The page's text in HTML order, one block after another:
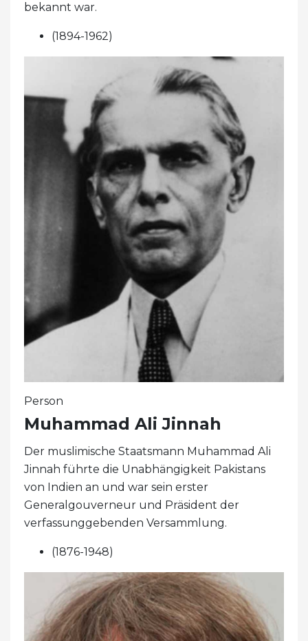
bekannt war.
(1894-1962)
Person
Muhammad Ali Jinnah
Der muslimische Staatsmann Muhammad Ali
Jinnah führte die Unabhängigkeit Pakistans
von Indien an und war sein erster
Generalgouverneur und Präsident der
verfassunggebenden Versammlung.
(1876-1948)